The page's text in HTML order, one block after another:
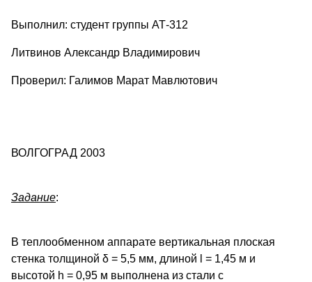
Выполнил: студент группы АТ-312
Литвинов Александр Владимирович
Проверил: Галимов Марат Мавлютович
ВОЛГОГРАД 2003
Задание:
В теплообменном аппарате вертикальная плоская
стенка толщиной δ = 5,5 мм, длиной l = 1,45 м и
высотой h = 0,95 м выполнена из стали с